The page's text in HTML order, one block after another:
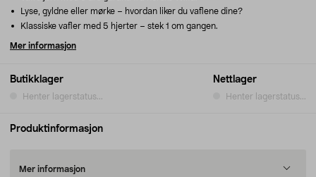
Butikklager
Henter lagerstatus...
Nettlager
Henter lagerstatus...
Lyse, gyldne eller mørke – hvordan liker du vaflene dine?
Klassiske vafler med 5 hjerter – stek 1 om gangen.
Mer informasjon
Produktinformasjon
Mer informasjon